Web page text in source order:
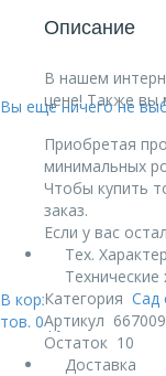
Вы еще ничего не
В корзине:
тов. 0руб.
Описание
В нашем
цене! Также вы
Приобретая
минимальных
Чтобы купить
заказ.
Если у вас
Тех.
Технические
Категория Сад
Артикул
Остаток 10
Доставка